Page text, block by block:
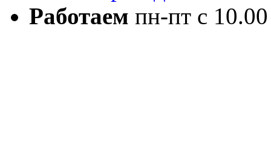
Работаем пн-пт с